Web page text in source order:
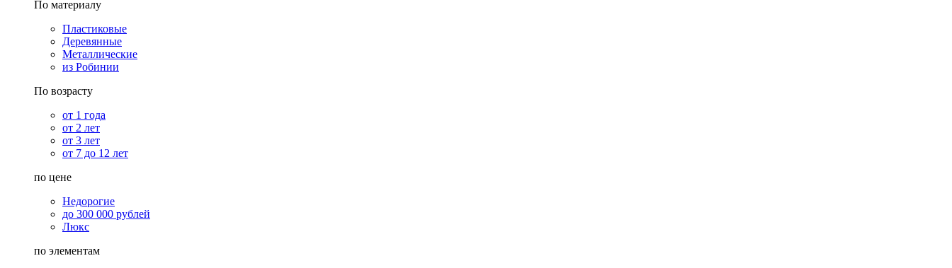
По материалу
Пластиковые
Деревянные
Металлические
из Робинии
По возрасту
от 1 года
от 2 лет
от 3 лет
от 7 до 12 лет
по цене
Недорогие
до 300 000 рублей
Люкс
по элементам